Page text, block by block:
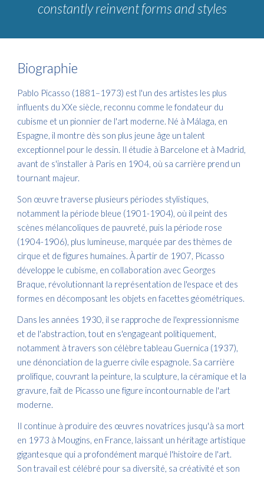
constantly reinvent forms and styles
Biographie
Pablo Picasso (1881–1973) est l'un des artistes les plus
influents du XXe siècle, reconnu comme le fondateur du
cubisme et un pionnier de l'art moderne. Né à Málaga, en
Espagne, il montre dès son plus jeune âge un talent
exceptionnel pour le dessin. Il étudie à Barcelone et à Madrid,
avant de s'installer à Paris en 1904, où sa carrière prend un
tournant majeur.
Son œuvre traverse plusieurs périodes stylistiques,
notamment la période bleue (1901-1904), où il peint des
scènes mélancoliques de pauvreté, puis la période rose
(1904-1906), plus lumineuse, marquée par des thèmes de
cirque et de figures humaines. À partir de 1907, Picasso
développe le cubisme, en collaboration avec Georges
Braque, révolutionnant la représentation de l'espace et des
formes en décomposant les objets en facettes géométriques.
Dans les années 1930, il se rapproche de l'expressionnisme
et de l'abstraction, tout en s'engageant politiquement,
notamment à travers son célèbre tableau Guernica (1937),
une dénonciation de la guerre civile espagnole. Sa carrière
prolifique, couvrant la peinture, la sculpture, la céramique et la
gravure, fait de Picasso une figure incontournable de l'art
moderne.
Il continue à produire des œuvres novatrices jusqu'à sa mort
en 1973 à Mougins, en France, laissant un héritage artistique
gigantesque qui a profondément marqué l'histoire de l'art.
Son travail est célébré pour sa diversité, sa créativité et son